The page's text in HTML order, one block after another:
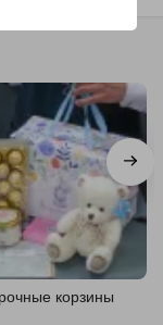
корзины